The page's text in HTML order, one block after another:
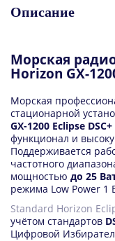
Описание
Морская
Horizon GX-
Морская
стационарной
GX-1200 Eclipse
функционал и
Поддерживается
частотного
мощностью до 25
режима Low Power 1
Standard Horizon
учётом стандартов
Цифровой